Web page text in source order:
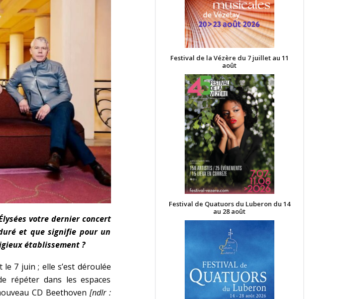
votre dernier concert
et que signifie pour un
établissement ?
7 juin ; elle s’est déroulée
répéter dans les espaces
CD Beethoven [ndlr :
Festival de la Vézère du 7 juillet au 11
août
Festival de Quatuors du Luberon du 14
au 28 août